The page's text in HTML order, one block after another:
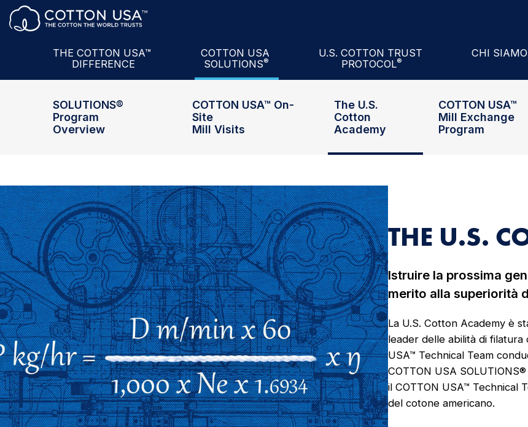
THE COTTON USA™
DIFFERENCE
Servizi
Informazioni
COTTON USA
SOLUTIONS®
COTTON USA Mill Performance Index®
U.S. COTTON TRUST
PROTOCOL®
Di U.S. Cotton Trust Protocol®
CHI SIAMO
Funzionari
SOLUTIONS®
Program
Overview
COTTON USA™ On-
Site
Mill Visits
The U.S.
Cotton
Academy
COTTON USA™
Mill Exchange
Program
THE U.S.
Istruire la prossima
merito alla superiorità
La U.S. Cotton Academy è
leader delle abilità di filatura
USA™ Technical Team
COTTON USA
il COTTON USA™ Technical
del cotone americano.